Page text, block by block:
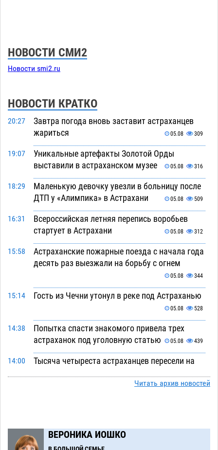
НОВОСТИ СМИ2
Новости smi2.ru
НОВОСТИ КРАТКО
20:27
Завтра погода вновь заставит астраханцев
жариться
05.08 309
19:07
Уникальные артефакты Золотой Орды
выставили в астраханском музее
05.08 316
18:29
Маленькую девочку увезли в больницу после
ДТП у «Алимпика» в Астрахани
05.08 509
16:31
Всероссийская летняя перепись воробьев
стартует в Астрахани
05.08 312
15:58
Астраханские пожарные поезда с начала года
десять раз выезжали на борьбу с огнем
05.08 344
15:14 Гость из Чечни утонул в реке под Астраханью
05.08 528
14:38
Попытка спасти знакомого привела трех
астраханок под уголовную статью
05.08 439
14:00
Тысяча четыреста астраханцев пересели на
12:51
Младенец погиб в крупном пожаре в
Читать архив новостей
ВЕРОНИКА ИОШКО